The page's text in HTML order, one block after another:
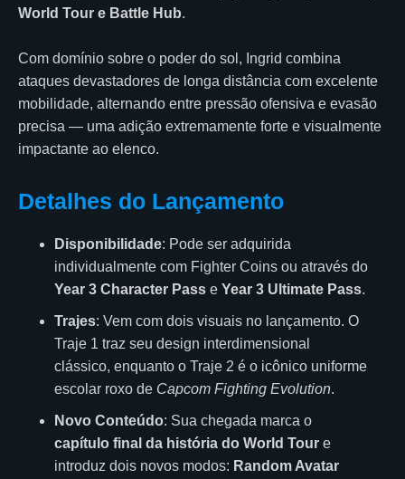
World Tour e Battle Hub.
Com domínio sobre o poder do sol, Ingrid combina
ataques devastadores de longa distância com excelente
mobilidade, alternando entre pressão ofensiva e evasão
precisa — uma adição extremamente forte e visualmente
impactante ao elenco.
Detalhes do Lançamento
Disponibilidade: Pode ser adquirida
individualmente com Fighter Coins ou através do
Year 3 Character Pass e Year 3 Ultimate Pass.
Trajes: Vem com dois visuais no lançamento. O
Traje 1 traz seu design interdimensional
clássico, enquanto o Traje 2 é o icônico uniforme
escolar roxo de Capcom Fighting Evolution.
Novo Conteúdo: Sua chegada marca o
capítulo final da história do World Tour e
introduz dois novos modos: Random Avatar